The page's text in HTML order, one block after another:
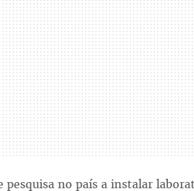
pesquisa no país a instalar